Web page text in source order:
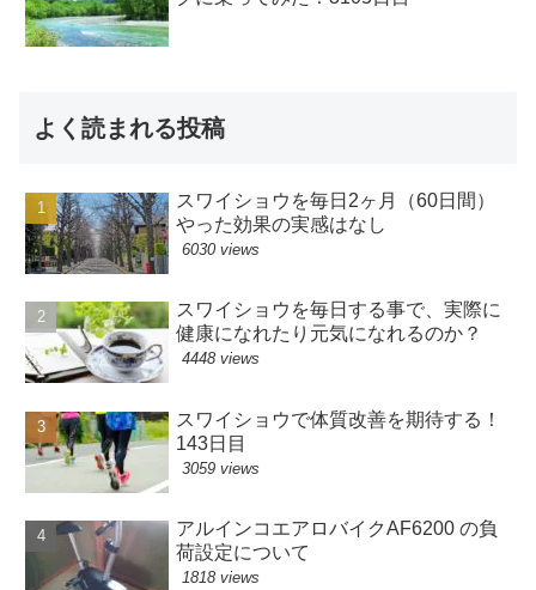
よく読まれる投稿
スワイショウを毎日2ヶ月（60日間）
やった効果の実感はなし
6030 views
スワイショウを毎日する事で、実際に
健康になれたり元気になれるのか？
4448 views
スワイショウで体質改善を期待する！
143日目
3059 views
アルインコエアロバイクAF6200 の負
荷設定について
1818 views